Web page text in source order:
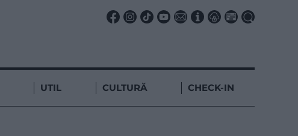
UTIL CULTURĂ CHECK-IN